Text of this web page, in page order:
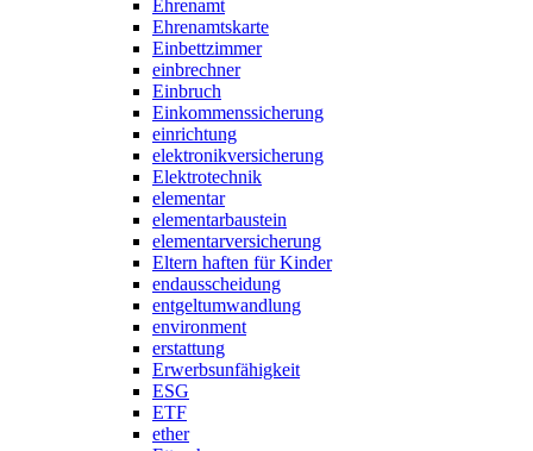
Ehrenamt
Ehrenamtskarte
Einbettzimmer
einbrechner
Einbruch
Einkommenssicherung
einrichtung
elektronikversicherung
Elektrotechnik
elementar
elementarbaustein
elementarversicherung
Eltern haften für Kinder
endausscheidung
entgeltumwandlung
environment
erstattung
Erwerbsunfähigkeit
ESG
ETF
ether